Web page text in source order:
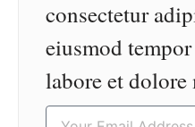
consectetur
eiusmod
labore et dolore